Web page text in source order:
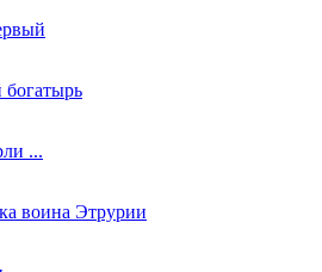
богатырь
...
воина Этрурии